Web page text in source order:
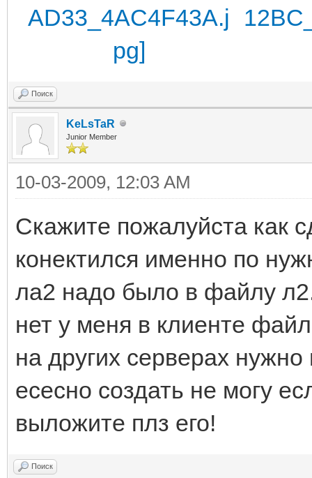
Поиск
KeLsTaR
Junior Member
10-03-2009, 12:03 AM
Скажите пожалуйста как
конектился именно по
ла2 надо было в файлу
нет у меня в клиенте
на других серверах
есесно создать не могу
выложите плз его!
Поиск